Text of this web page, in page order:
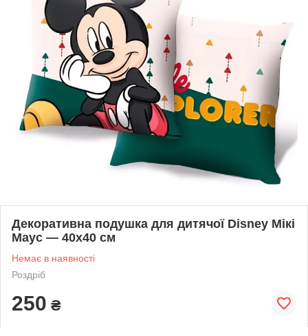
Декоративна подушка для дитячої Disney Мікі
Маус — 40х40 см
Немає в наявності
Роздріб
250 ₴